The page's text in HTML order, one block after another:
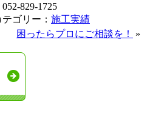
829-1725
ゴリー： 施工実績
困ったらプロにご相談を！ »